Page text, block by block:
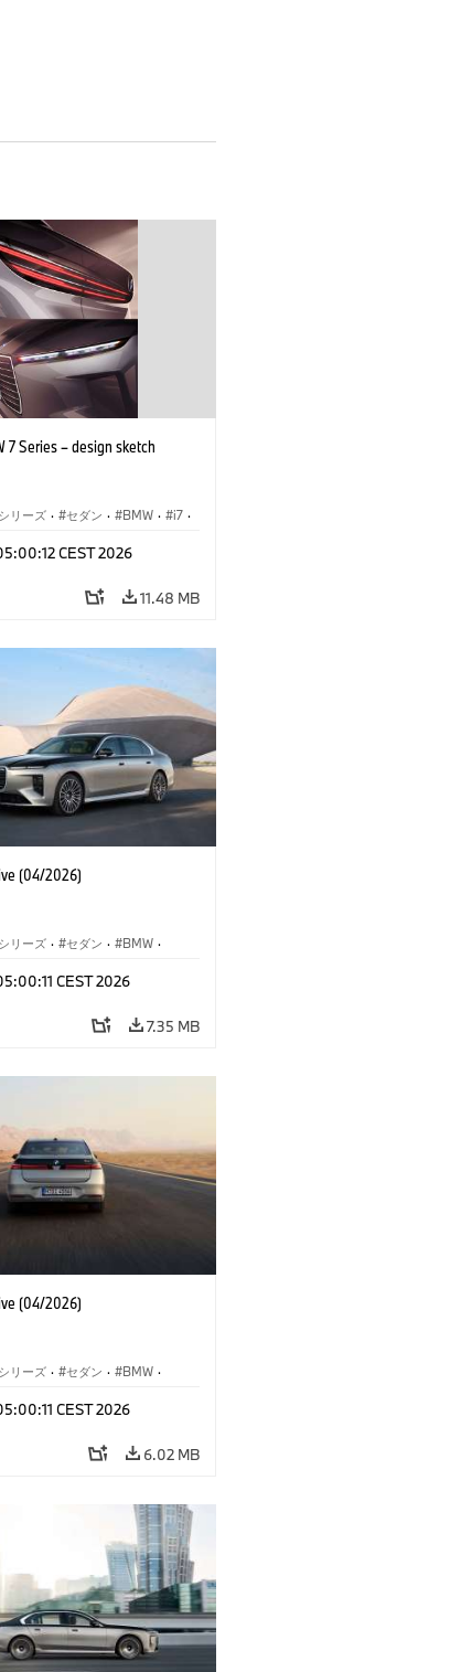
7 Series – design sketch
リーズ · セダン · BMW · i7 ·
CEST 2026
11.48 MB
(04/2026)
リーズ · セダン · BMW ·
CEST 2026
7.35 MB
(04/2026)
リーズ · セダン · BMW ·
CEST 2026
6.02 MB